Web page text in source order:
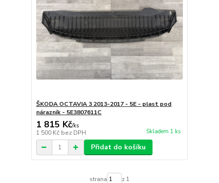
ŠKODA OCTAVIA 3 2013-2017 - 5E - plast pod
nárazník - 5E3807611C
1 815 Kč/ks
1 500 Kč bez DPH Skladem 1 ks
Přidat do košíku
strana z 1